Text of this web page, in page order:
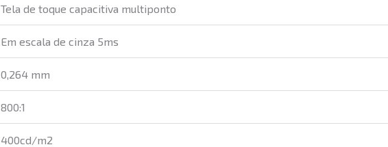
Tela de toque capacitiva multiponto
Em escala de cinza 5ms
0,264 mm
800:1
400cd/m2